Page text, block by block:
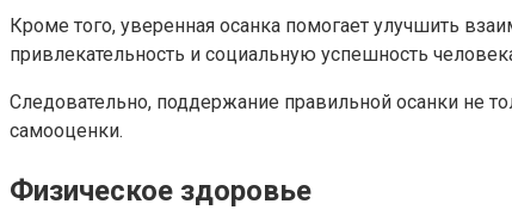
Кроме того, уверенная осанка помогает улучшить
привлекательность и социальную успешность
Следовательно, поддержание правильной осанки не
самооценки.
Физическое здоровье